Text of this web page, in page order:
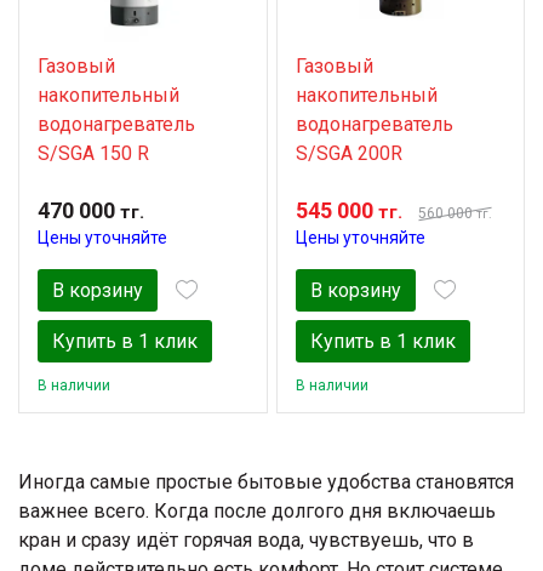
Газовый
накопительный
водонагреватель
S/SGA 150 R
470 000 тг.
Цены уточняйте
В корзину
Купить в 1 клик
В наличии
Газовый
накопительный
водонагреватель
S/SGA 200R
545 000тг. 560 000тг.
Цены уточняйте
В корзину
Купить в 1 клик
В наличии
Иногда самые простые бытовые удобства становятся
важнее всего. Когда после долгого дня включаешь
кран и сразу идёт горячая вода, чувствуешь, что в